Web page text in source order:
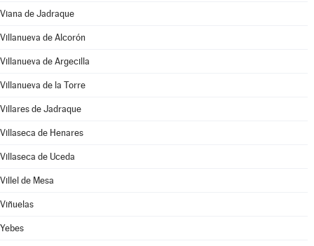
Viana de Jadraque
Villanueva de Alcorón
Villanueva de Argecilla
Villanueva de la Torre
Villares de Jadraque
Villaseca de Henares
Villaseca de Uceda
Villel de Mesa
Viñuelas
Yebes